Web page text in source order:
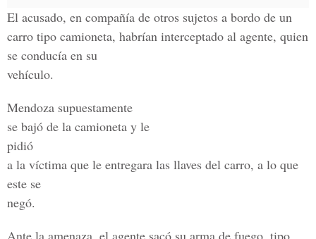
El acusado, en compañía de otros sujetos a bordo de un
carro tipo camioneta, habrían interceptado al agente, quien
se conducía en su
vehículo.
Mendoza supuestamente
se bajó de la camioneta y le
pidió
a la víctima que le entregara las llaves del carro, a lo que
este se
negó.
Ante la amenaza, el agente sacó su arma de fuego, tipo